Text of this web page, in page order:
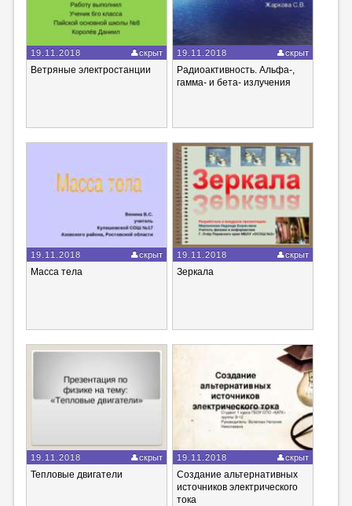
19.11.2018 скрыт
Ветряные электростанции
19.11.2018 скрыт
Радиоактивность. Альфа-,
гамма- и бета- излучения
19.11.2018 скрыт
Масса тела
19.11.2018 скрыт
Зеркала
19.11.2018 скрыт
Тепловые двигатели
19.11.2018 скрыт
Создание альтернативных
источников электрического
тока